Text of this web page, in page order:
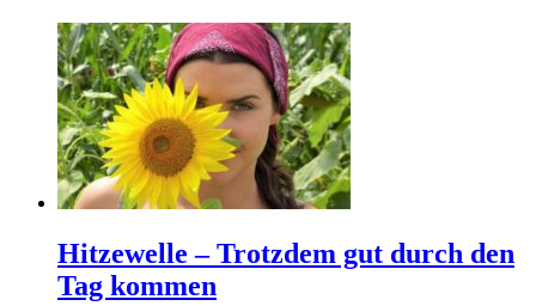
Hitzewelle – Trotzdem gut durch den
Tag kommen